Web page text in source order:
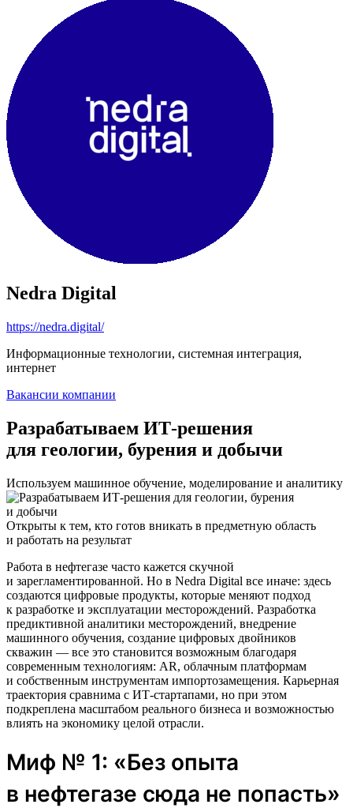
Nedra Digital
https://nedra.digital/
Информационные технологии, системная интеграция,
интернет
Вакансии компании
Разрабатываем ИТ-решения
для геологии, бурения и добычи
Используем машинное обучение, моделирование и аналитику
Открыты к тем, кто готов вникать в предметную область
и работать на результат
Работа в нефтегазе часто кажется скучной
и зарегламентированной. Но в Nedra Digital все иначе: здесь
создаются цифровые продукты, которые меняют подход
к разработке и эксплуатации месторождений. Разработка
предиктивной аналитики месторождений, внедрение
машинного обучения, создание цифровых двойников
скважин — все это становится возможным благодаря
современным технологиям: AR, облачным платформам
и собственным инструментам импортозамещения. Карьерная
траектория сравнима с ИТ-стартапами, но при этом
подкреплена масштабом реального бизнеса и возможностью
влиять на экономику целой отрасли.
Миф № 1: «Без опыта
в нефтегазе сюда не попасть»